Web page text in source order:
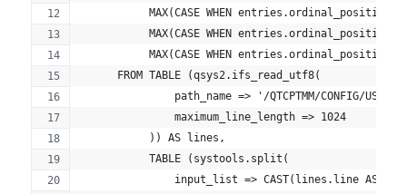
MAX(CASE WHEN entries.ordinal_position
MAX(CASE WHEN entries.ordinal_position
MAX(CASE WHEN entries.ordinal_position
      FROM TABLE (qsys2.ifs_read_utf8(
path_name => '/QTCPTMM/CONFIG/
               maximum_line_length => 1024
           )) AS lines,
           TABLE (systools.split(
input_list => CAST(lines.line AS